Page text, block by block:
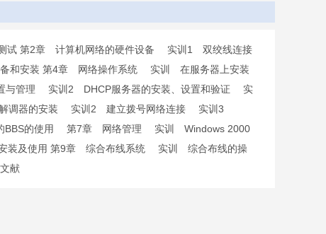
试 第2章 计算机网络的硬件设备 实训1 双绞线连接
和安装 第4章 网络操作系统 实训 在服务器上安装
与管理 实训2 DHCP服务器的安装、设置和验证 实
调器的安装 实训2 建立拨号网络连接 实训3
BBS的使用 第7章 网络管理 实训 Windows 2000
装及使用 第9章 综合布线系统 实训 综合布线的操
献